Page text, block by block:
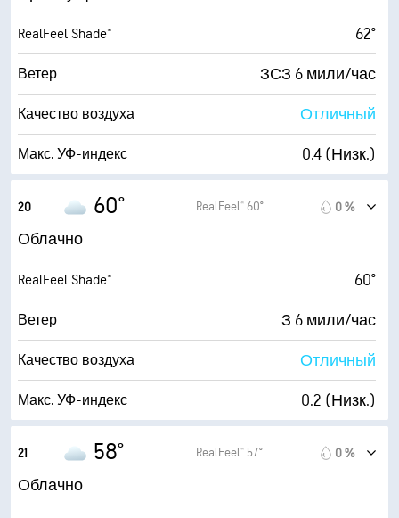
RealFeel Shade™ 62°
Ветер ЗСЗ 6 мили/час
Качество воздуха Отличный
Макс. УФ-индекс 0.4 (Низк.)
Влажность
Точка росы 53° F
AccuLumen Brightness Index™ 3 (Тускло)
Облачность 89 %
Видимость 10 мили
20 60° RealFeel® 60° 0 %
Облачно
RealFeel Shade™ 60°
Ветер З 6 мили/час
Качество воздуха Отличный
Макс. УФ-индекс 0.2 (Низк.)
Влажность
21 58° RealFeel® 57° 0 %
Облачно